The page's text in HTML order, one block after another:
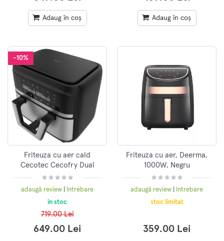
Adaug în coș Adaug în coș
-10%
Friteuza cu aer cald
Cecotec Cecofry Dual
9000 04996, 2850W, 9L,
control tactil, 6 programe,
negru/argintiu
adaugă review
întrebare
in stoc
719.00 Lei
649.00 Lei
Friteuza cu aer, Deerma,
1000W, Negru
adaugă review
întrebare
stoc limitat
359.00 Lei